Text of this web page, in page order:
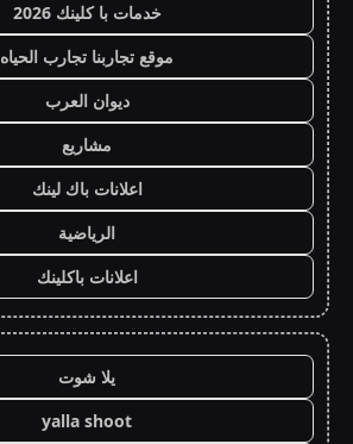
خدمات با كلينك 2026
موقع تجاربنا تجارب الحياه
ديوان العرب
مشاريع
اعلانات باك لينك
الرياضية
اعلانات باكلينك
يلا شوت
yalla shoot